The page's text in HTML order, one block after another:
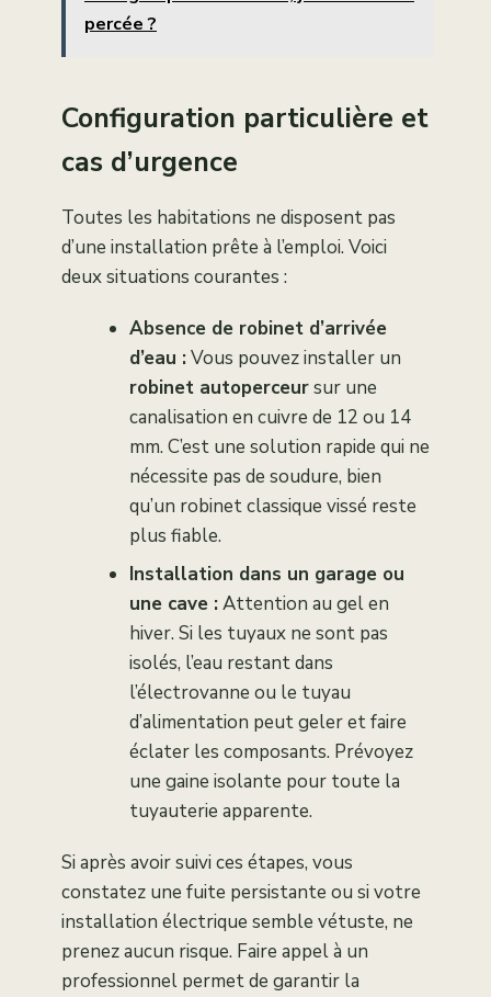
percée ?
Configuration particulière et
cas d’urgence
Toutes les habitations ne disposent pas
d’une installation prête à l’emploi. Voici
deux situations courantes :
Absence de robinet d’arrivée
d’eau :Vous pouvez installer un
robinet autoperceursur une
canalisation en cuivre de 12 ou 14
mm. C’est une solution rapide qui ne
nécessite pas de soudure, bien
qu’un robinet classique vissé reste
plus fiable.
Installation dans un garage ou
une cave :Attention au gel en
hiver. Si les tuyaux ne sont pas
isolés, l’eau restant dans
l’électrovanne ou le tuyau
d’alimentation peut geler et faire
éclater les composants. Prévoyez
une gaine isolante pour toute la
tuyauterie apparente.
Si après avoir suivi ces étapes, vous
constatez une fuite persistante ou si votre
installation électrique semble vétuste, ne
prenez aucun risque. Faire appel à un
professionnel permet de garantir la